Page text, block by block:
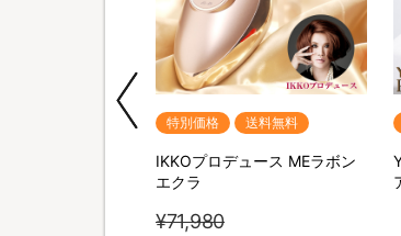
特別価格 送料無料
IKKOプロデュース MEラボン
エクラ
¥71,980